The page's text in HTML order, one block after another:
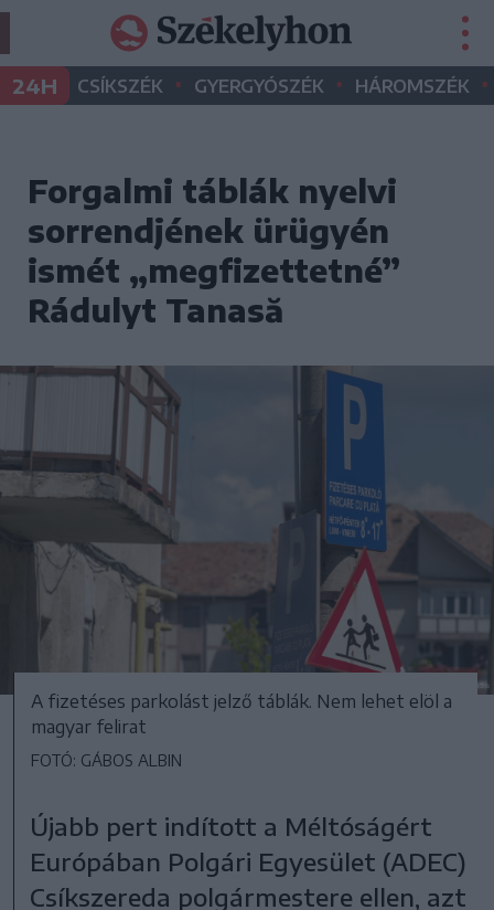
24H CSÍKSZÉK • GYERGYÓSZÉK • HÁROMSZÉK •
Forgalmi táblák nyelvi
sorrendjének ürügyén
ismét „megfizettetné”
Rádulyt Tanasă
A fizetéses parkolást jelző táblák. Nem lehet elöl a
magyar felirat
FOTÓ: GÁBOS ALBIN
Újabb pert indított a Méltóságért
Európában Polgári Egyesület (ADEC)
Csíkszereda polgármestere ellen, azt